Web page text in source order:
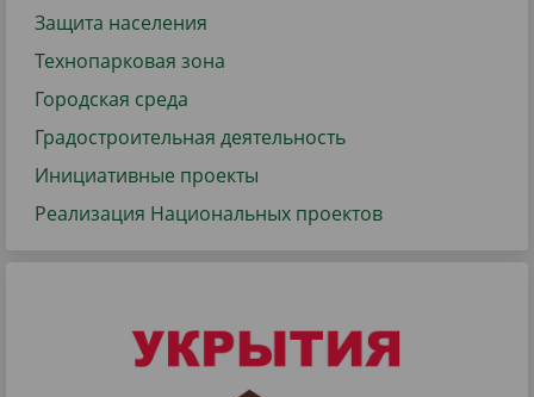
Защита населения
Технопарковая зона
Городская среда
Градостроительная деятельность
Инициативные проекты
Реализация Национальных проектов